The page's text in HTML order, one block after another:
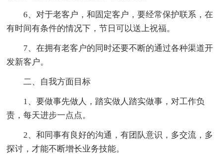
6、对于老客户，和固定客户，要经常保护联系，在
有时间有条件的情况下，节日可以送上祝福。
7、在拥有老客户的同时还要不断的通过各种渠道开
发新客户。
二、自我方面目标
1、要做事先做人，踏实做人踏实做事，对工作负
责，每天进步一点点。
2、和同事有良好的沟通，有团队意识，多交流，多
探讨，才能不断增长业务技能。